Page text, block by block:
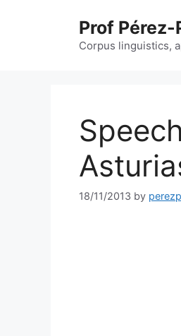
Prof Pérez-
Corpus linguistics,
18/11/2013 by